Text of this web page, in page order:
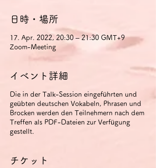
日時・場所
17. Apr. 2022, 20:30 – 21:30 GMT+9
Zoom-Meeting
イベント詳細
Die in der Talk-Session eingeführten und
geübten deutschen Vokabeln, Phrasen und
Brocken werden den Teilnehmern nach dem
Treffen als PDF-Dateien zur Verfügung
gestellt.
チケット